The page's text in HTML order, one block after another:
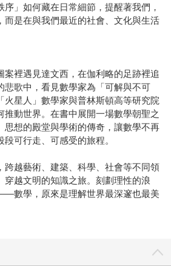
」如何藏在日常細節，提醒著我們，
而是在與我們最近的社會、文化與生活
案裡遇見達文西，在伽利略的足跡裡追
悲歌中，看見數學家為「可解與不可
火星人」數學家與普林斯頓高等研究院
推動世界。在書中展開一場數學朝聖之
思想的殿堂與學術的傳奇，讓數學不再
可行走、可感受的旅程。
跨越藝術、建築、科學、社會等不同領
穿越文明的知識之旅。刻劃理性的浪
數學，原來是理解世界最深邃也最美